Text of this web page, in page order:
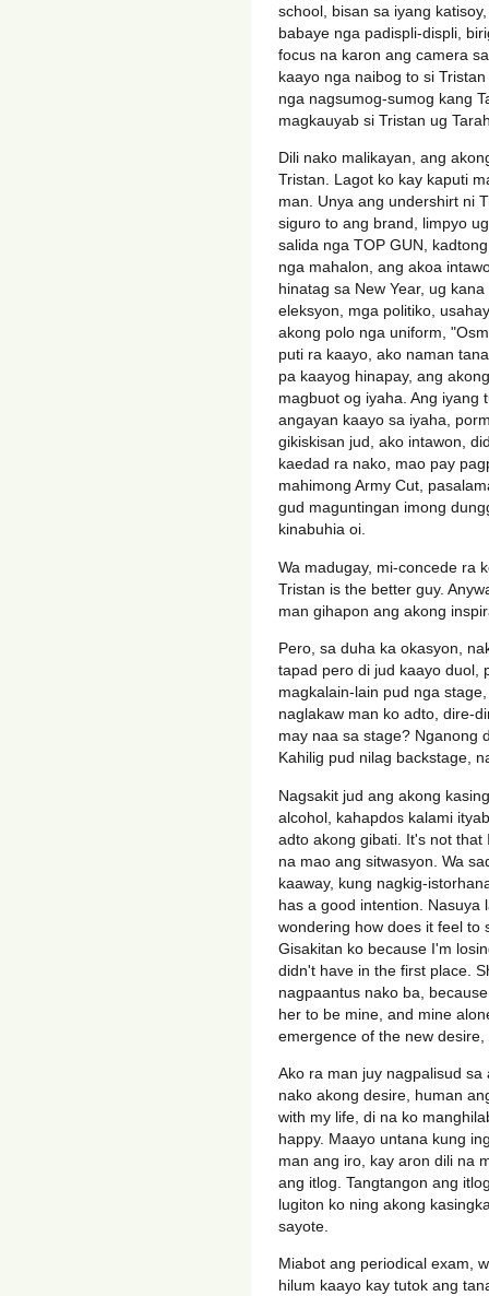
school, bisan sa iyang
babaye nga padispli-displi,
focus na karon ang camera
kaayo nga naibog to si
nga nagsumog-sumog kang
magkauyab si Tristan ug
Dili nako malikayan, ang
Tristan. Lagot ko kay kaputi
man. Unya ang undershirt ni
siguro to ang brand, limpyo
salida nga TOP GUN,
nga mahalon, ang akoa
hinatag sa New Year, ug
eleksyon, mga politiko,
akong polo nga uniform,
puti ra kaayo, ako naman
pa kaayog hinapay, ang
magbuot og iyaha. Ang iyang
angayan kaayo sa iyaha,
gikiskisan jud, ako intawon,
kaedad ra nako, mao pay
mahimong Army Cut,
gud maguntingan imong
kinabuhia oi.
Wa madugay, mi-concede ra
Tristan is the better guy.
man gihapon ang akong
Pero, sa duha ka okasyon,
tapad pero di jud kaayo duol,
magkalain-lain pud nga
naglakaw man ko adto, dire-
may naa sa stage? Nganong
Kahilig pud nilag backstage,
Nagsakit jud ang akong
alcohol, kahapdos kalami
adto akong gibati. It's not that
na mao ang sitwasyon. Wa
kaaway, kung nagkig-
has a good intention. Nasuya
wondering how does it feel to
Gisakitan ko because I'm
didn't have in the first place.
nagpaantus nako ba,
her to be mine, and mine
emergence of the new
Ako ra man juy nagpalisud
nako akong desire, human
with my life, di na ko
happy. Maayo untana kung
man ang iro, kay aron dili na
ang itlog. Tangtangon ang
lugiton ko ning akong
sayote.
Miabot ang periodical exam,
hilum kaayo kay tutok ang